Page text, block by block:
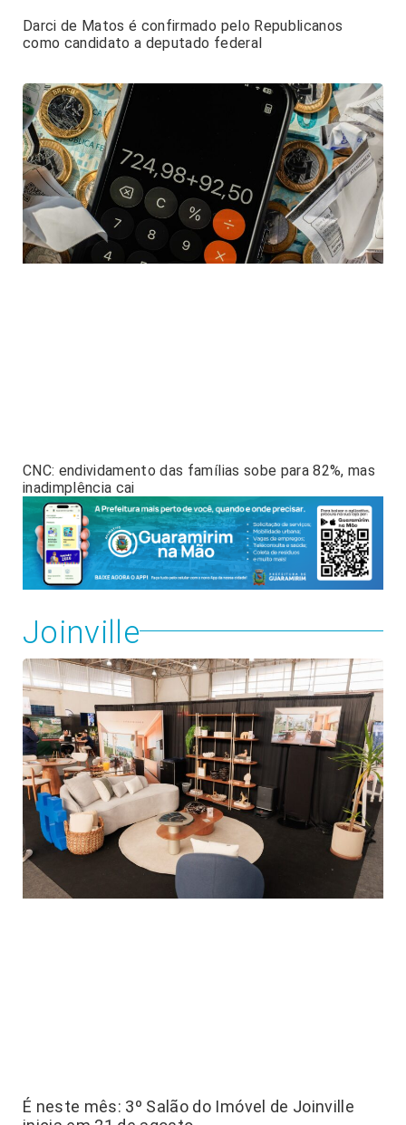
Darci de Matos é confirmado pelo Republicanos
como candidato a deputado federal
CNC: endividamento das famílias sobe para 82%, mas
inadimplência cai
Joinville
É neste mês: 3º Salão do Imóvel de Joinville